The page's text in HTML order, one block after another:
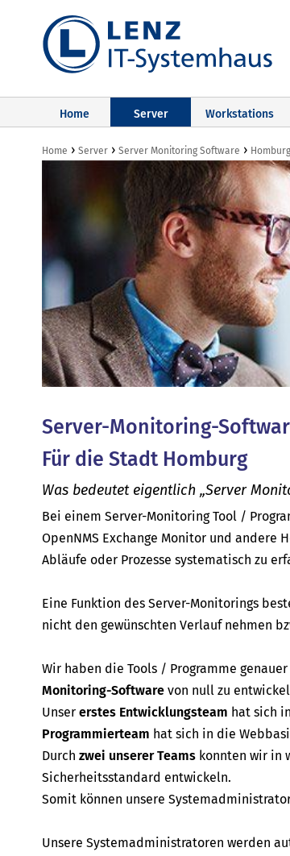
Home Server Workstations
Home › Server › Server Monitoring Software › Homburg
Server-Monitoring-
Für die Stadt Homburg
Was bedeutet eigentlich „Server
Bei einem Server-Monitoring Tool /
OpenNMS Exchange Monitor und andere
Abläufe oder Prozesse systematisch zu
Eine Funktion des Server-Monitorings
nicht den gewünschten Verlauf nehmen
Wir haben die Tools / Programme
Monitoring-Software von null zu
Unser erstes Entwicklungsteam hat sich
Programmierteam hat sich in die
Durch zwei unserer Teams konnten wir in
Sicherheitsstandard entwickeln.
Somit können unsere
Unsere Systemadministratoren werden